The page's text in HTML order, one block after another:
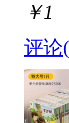
名创优品
优洁士
￥1
评论(